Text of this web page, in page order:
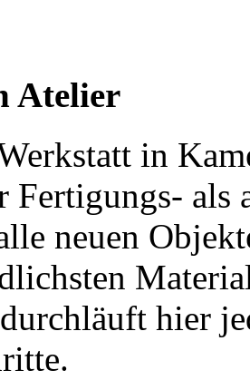
Atelier
in
Fertigungs- als
neuen
hier